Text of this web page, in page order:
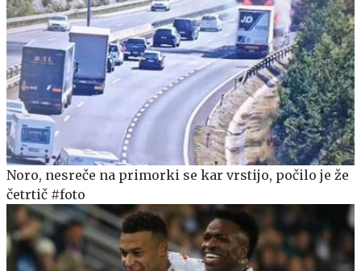
Noro, nesreče na primorki se kar vrstijo, počilo je že
četrtič #foto